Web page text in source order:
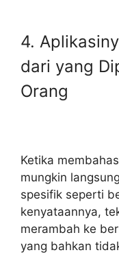
4.
dari yang
Orang
Ketika
mungkin
spesifik seperti
kenyataannya,
merambah ke
yang bahkan